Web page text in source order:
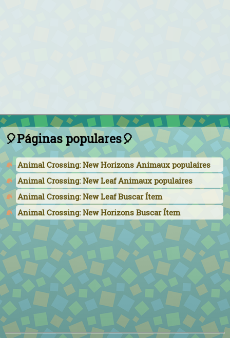
🎈Páginas populares🎈
Animal Crossing: New Horizons Animaux populaires
Animal Crossing: New Leaf Animaux populaires
Animal Crossing: New Leaf Buscar Ítem
Animal Crossing: New Horizons Buscar Ítem